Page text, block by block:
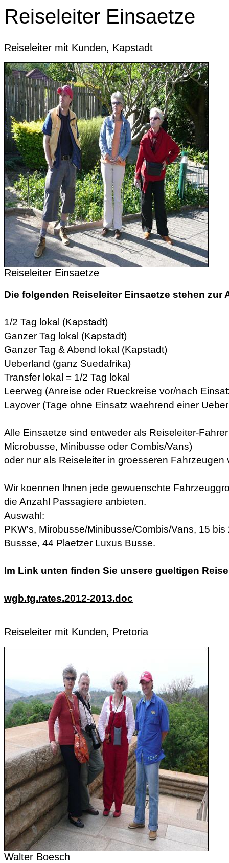
Reiseleiter Einsaetze
Reiseleiter mit Kunden, Kapstadt
Reiseleiter Einsaetze
Die folgenden Reiseleiter Einsaetze stehen zur
1/2 Tag lokal (Kapstadt)
Ganzer Tag lokal (Kapstadt)
Ganzer Tag & Abend lokal (Kapstadt)
Ueberland (ganz Suedafrika)
Transfer lokal = 1/2 Tag lokal
Leerweg (Anreise oder Rueckreise vor/nach
Layover (Tage ohne Einsatz waehrend einer
Alle Einsaetze sind entweder als Reiseleiter-
Microbusse, Minibusse oder Combis/Vans)
oder nur als Reiseleiter in groesseren Fahrzeugen
Wir koennen Ihnen jede gewuenschte
die Anzahl Passagiere anbieten.
Auswahl:
PKW's, Mirobusse/Minibusse/Combis/Vans, 15
Bussse, 44 Plaetzer Luxus Busse.
Im Link unten finden Sie unsere gueltigen
wgb.tg.rates.2012-2013.doc
Reiseleiter mit Kunden, Pretoria
Walter Boesch